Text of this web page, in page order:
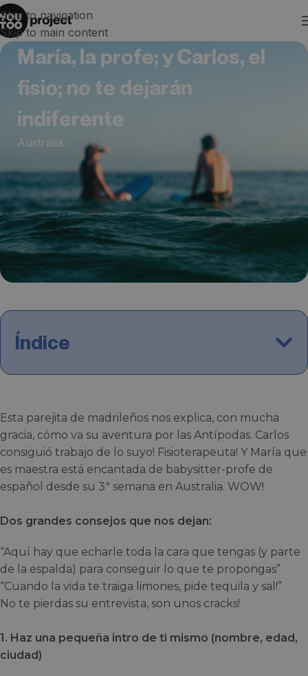
Skip to navigation
Skip to main content
María, la profe; y Carlos, el
fisio; no te dejarán
indiferente
Australia
Índice
Esta parejita de madrileños nos explica, con mucha
gracia, cómo va su aventura por las Antípodas. Carlos
consiguió trabajo de lo suyo! Fisioterapeuta! Y María que
es maestra está encantada de babysitter-profe de
español desde su 3ª semana en Australia. WOW!
Dos grandes consejos que nos dejan:
“Aquí hay que echarle toda la cara que tengas (y parte
de la espalda) para conseguir lo que te propongas”
“Cuando la vida te traiga limones, pide tequila y sal!”
No te pierdas su entrevista, son unos cracks!
1. Haz una pequeña intro de ti mismo (nombre, edad,
ciudad)